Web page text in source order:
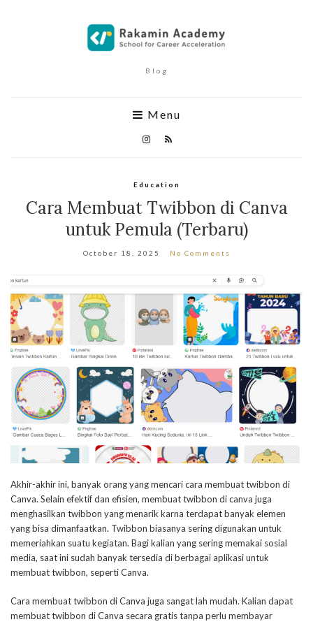
Blog
Menu
Education
Cara Membuat Twibbon di Canva
untuk Pemula (Terbaru)
October 18, 2025 No Comments
Akhir-akhir ini, banyak orang yang mencari cara membuat twibbon di
Canva. Selain efektif dan efisien, membuat twibbon di canva juga
menghasilkan twibbon yang menarik karna terdapat banyak elemen
yang bisa dimanfaatkan. Twibbon biasanya sering digunakan untuk
memeriahkan suatu kegiatan. Bagi kalian yang sering memakai sosial
media, saat ini sudah banyak tersedia di berbagai aplikasi untuk
membuat twibbon, seperti Canva.
Cara membuat twibbon di Canva juga sangat lah mudah. Kalian dapat
membuat twibbon di Canva secara gratis tanpa perlu membayar